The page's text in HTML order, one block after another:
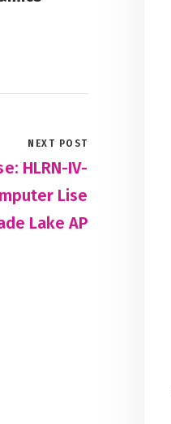
NEXT POST
HLRN-IV-
Lise
Lake AP